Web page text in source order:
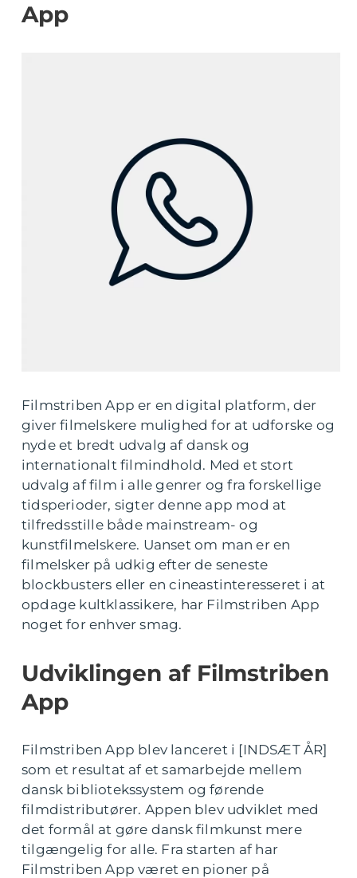
App
Filmstriben App er en digital platform, der
giver filmelskere mulighed for at udforske og
nyde et bredt udvalg af dansk og
internationalt filmindhold. Med et stort
udvalg af film i alle genrer og fra forskellige
tidsperioder, sigter denne app mod at
tilfredsstille både mainstream- og
kunstfilmelskere. Uanset om man er en
filmelsker på udkig efter de seneste
blockbusters eller en cineastinteresseret i at
opdage kultklassikere, har Filmstriben App
noget for enhver smag.
Udviklingen af Filmstriben
App
Filmstriben App blev lanceret i [INDSÆT ÅR]
som et resultat af et samarbejde mellem
dansk bibliotekssystem og førende
filmdistributører. Appen blev udviklet med
det formål at gøre dansk filmkunst mere
tilgængelig for alle. Fra starten af har
Filmstriben App været en pioner på